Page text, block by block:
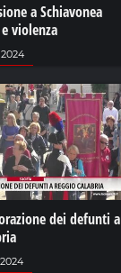
a Schiavonea
violenza
dei defunti a